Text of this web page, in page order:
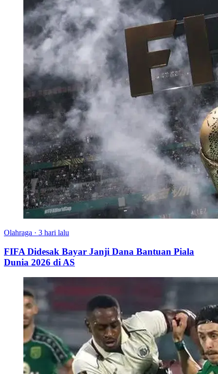
Olahraga · 3 hari lalu
FIFA Didesak Bayar Janji Dana Bantuan Piala
Dunia 2026 di AS